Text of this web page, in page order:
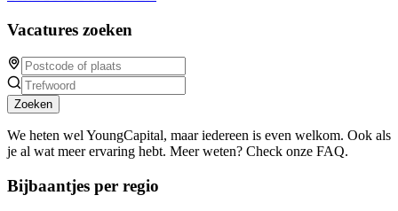
Vacatures zoeken
Zoeken
We heten wel YoungCapital, maar iedereen is even welkom. Ook als
je al wat meer ervaring hebt. Meer weten? Check onze FAQ.
Bijbaantjes per regio